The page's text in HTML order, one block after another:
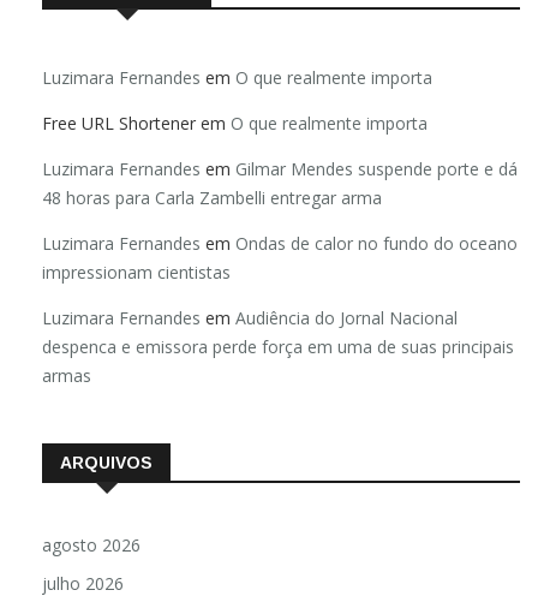
Luzimara Fernandes em O que realmente importa
Free URL Shortener em O que realmente importa
Luzimara Fernandes em Gilmar Mendes suspende porte e dá
48 horas para Carla Zambelli entregar arma
Luzimara Fernandes em Ondas de calor no fundo do oceano
impressionam cientistas
Luzimara Fernandes em Audiência do Jornal Nacional
despenca e emissora perde força em uma de suas principais
armas
ARQUIVOS
agosto 2026
julho 2026